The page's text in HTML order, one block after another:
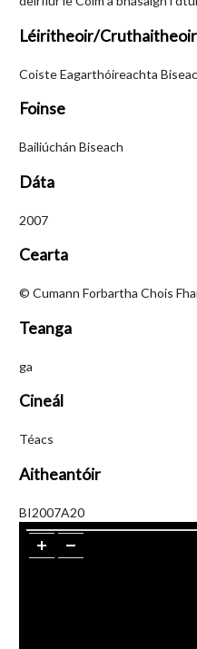
Léiritheoir/Cruthaitheoir
Coiste Eagarthóireachta
Foinse
Bailiúchán Biseach
Dáta
2007
Cearta
© Cumann Forbartha Chois
Teanga
ga
Cineál
Téacs
Aitheantóir
BI2007A20